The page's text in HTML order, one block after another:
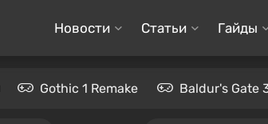
Новости Статьи Гайды
Gothic 1 Remake Baldur's Gate